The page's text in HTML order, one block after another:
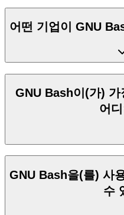
어떤 기업이 GNU
GNU Bash이(가)
어
GNU Bash을(를) 사
수